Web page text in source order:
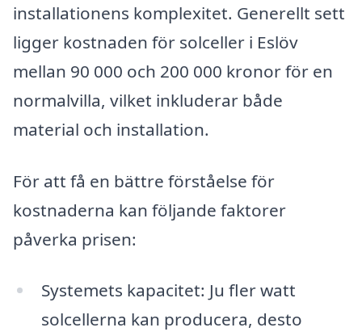
installationens komplexitet. Generellt sett
ligger kostnaden för solceller i Eslöv
mellan 90 000 och 200 000 kronor för en
normalvilla, vilket inkluderar både
material och installation.
För att få en bättre förståelse för
kostnaderna kan följande faktorer
påverka prisen:
Systemets kapacitet: Ju fler watt
solcellerna kan producera, desto